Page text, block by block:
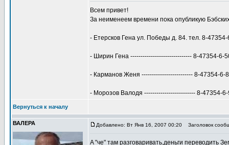
Всем привет!
За неименеем времени пока опубликую
- Етерсков Гена ул. Победы д. 84. тел. 8-
- Ширин Гена ------------------------------ 8-47354-6-
- Карманов Женя ------------------------- 8-47354-6-
- Морозов Валодя ------------------------- 8-47354-
Вернуться к началу
ВАЛЕРА Добавлено: Вт Янв 16, 2007 00:20 Заголовок
A "че" там разговаривать,деньги переводить